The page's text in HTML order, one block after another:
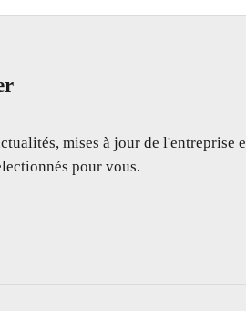
mises à jour de l'entreprise
pour vous.